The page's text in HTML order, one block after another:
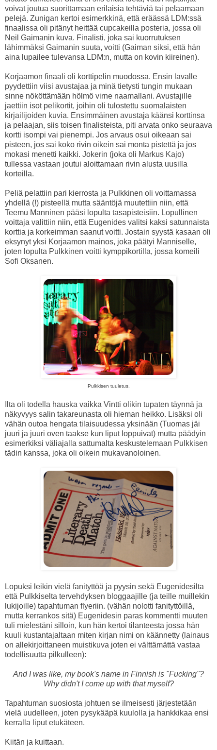
voivat joutua suorittamaan erilaisia tehtäviä tai pelaamaan
pelejä. Zunigan kertoi esimerkkinä, että eräässä LDM:ssä
finaalissa oli pitänyt heittää cupcakeilla posteria, jossa oli
Neil Gaimanin kuva. Finalisti, joka sai kuorrutuksen
lähimmäksi Gaimanin suuta, voitti (Gaiman siksi, että hän
aina lupailee tulevansa LDM:n, mutta on kovin kiireinen).
Korjaamon finaali oli korttipelin muodossa. Ensin lavalle
pyydettiin viisi avustajaa ja minä tietysti tungin mukaan
sinne nököttämään hölmö virne naamallani. Avustajille
jaettiin isot pelikortit, joihin oli tulostettu suomalaisten
kirjailijoiden kuvia. Ensimmäinen avustaja käänsi korttinsa
ja pelaajan, siis toisen finalisteista, piti arvata onko seuraava
kortti isompi vai pienempi. Jos arvaus osui oikeaan sai
pisteen, jos sai koko rivin oikein sai monta pistettä ja jos
mokasi menetti kaikki. Jokerin (joka oli Markus Kajo)
tullessa vastaan joutui aloittamaan rivin alusta uusilla
korteilla.
Peliä pelattiin pari kierrosta ja Pulkkinen oli voittamassa
yhdellä (!) pisteellä mutta sääntöjä muutettiin niin, että
Teemu Manninen pääsi lopulta tasapisteisiin. Lopullinen
voittaja valittiin niin, että Eugenides valitsi kaksi satunnaista
korttia ja korkeimman saanut voitti. Jostain syystä kasaan oli
eksynyt yksi Korjaamon mainos, joka päätyi Manniselle,
joten lopulta Pulkkinen voitti kymppikortilla, jossa komeili
Sofi Oksanen.
Pulkkisen tuuletus.
Ilta oli todella hauska vaikka Vintti olikin tupaten täynnä ja
näkyvyys salin takareunasta oli hieman heikko. Lisäksi oli
vähän outoa hengata tilaisuudessa yksinään (Tuomas jäi
juuri ja juuri oven taakse kun liput loppuivat) mutta päädyin
esimerkiksi väliajalla sattumalta keskustelemaan Pulkkisen
tädin kanssa, joka oli oikein mukavanoloinen.
Lopuksi leikin vielä fanityttöä ja pyysin sekä Eugenidesilta
että Pulkkiselta tervehdyksen bloggaajille (ja teille muillekin
lukijoille) tapahtuman flyeriin. (vähän nolotti fanityttöillä,
mutta kerrankos sitä) Eugenidesin paras kommentti muuten
tuli mielestäni silloin, kun hän kertoi tilanteesta jossa hän
kuuli kustantajaltaan miten kirjan nimi on käännetty (lainaus
on allekirjoittaneen muistikuva joten ei välttämättä vastaa
todellisuutta pilkulleen):
And I was like, my book's name in Finnish is "Fucking"?
Why didn't I come up with that myself?
Tapahtuman suosiosta johtuen se ilmeisesti järjestetään
vielä uudelleen, joten pysykääpä kuulolla ja hankkikaa ensi
kerralla liput etukäteen.
Kiitän ja kuittaan.